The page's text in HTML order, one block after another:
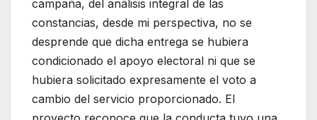
campaña, del análisis integral de las
constancias, desde mi perspectiva, no se
desprende que dicha entrega se hubiera
condicionado el apoyo electoral ni que se
hubiera solicitado expresamente el voto a
cambio del servicio proporcionado. El